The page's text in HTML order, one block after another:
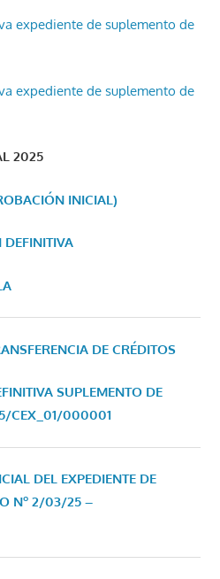
expediente de suplemento de
expediente de suplemento de
2025
INICIAL)
DE CRÉDITOS
SUPLEMENTO DE
CEX_01/000001
DEL EXPEDIENTE DE
Nº 2/03/25 –